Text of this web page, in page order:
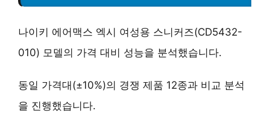
나이키 에어맥스 엑시 여성용 스니커즈(CD5432-
010) 모델의 가격 대비 성능을 분석했습니다.
동일 가격대(±10%)의 경쟁 제품 12종과 비교 분석
을 진행했습니다.